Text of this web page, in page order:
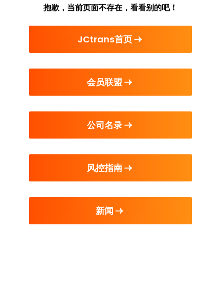
抱歉，当前页面不存在，看看别的吧！
JCtrans首页
会员联盟
公司名录
风控指南
新闻